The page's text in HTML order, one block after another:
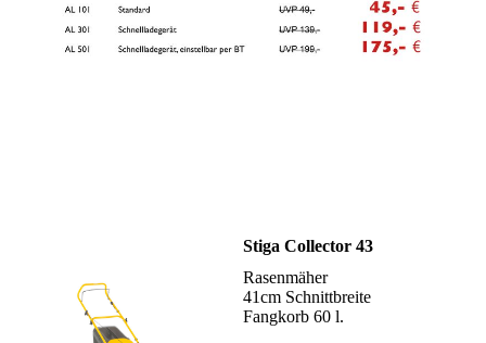
Stiga Collector 43
Rasenmäher
41cm Schnittbreite
Fangkorb 60 l.